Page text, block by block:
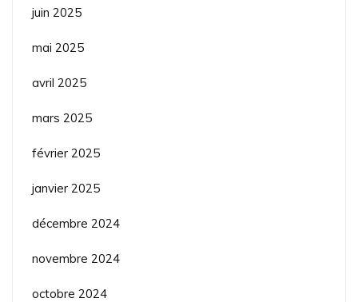
juin 2025
mai 2025
avril 2025
mars 2025
février 2025
janvier 2025
décembre 2024
novembre 2024
octobre 2024